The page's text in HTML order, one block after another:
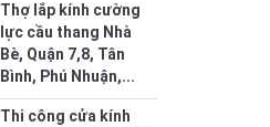
Thợ lắp kính cường
lực cầu thang Nhà
Bè, Quận 7,8, Tân
Bình, Phú Nhuận,...
Thi công cửa kính